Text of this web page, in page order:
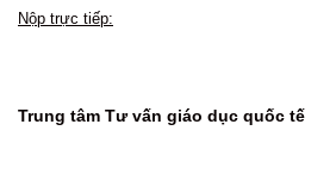
Nộp trực tiếp:
Trung tâm Tư vấn giáo dục quốc tế